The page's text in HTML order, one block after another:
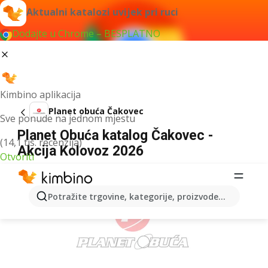
Aktualni katalozi uvijek pri ruci
Dodajte u Chrome – BESPLATNO
Kimbino aplikacija
Sve ponude na jednom mjestu
(14,1 tis. recenzija)
Otvoriti
Potražite trgovine, kategorije, proizvode...
Planet obuća Čakovec
Planet Obuća katalog Čakovec -
Akcija Kolovoz 2026